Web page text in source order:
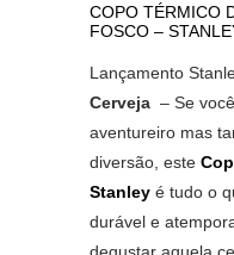
COPO TÉRMICO
FOSCO –
Lançamento
Cerveja – Se
aventureiro mas
diversão, este
Stanley é tudo o
durável e
degustar aquela